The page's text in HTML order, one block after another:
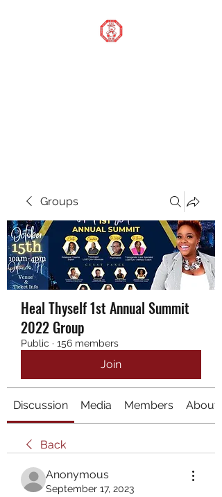
Groups
Heal Thyself 1st Annual Summit
2022 Group
Public · 156 members
Join
Discussion Media Members About
Back
Anonymous
September 17, 2023